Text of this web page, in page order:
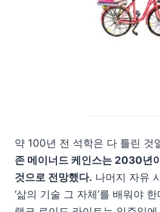
약 100년 전 석학은 다 틀린 것
존 메이너드 케인스는 2030년
것으로 전망했다. 나머지 자유
‘삶의 기술 그 자체’를 배워야